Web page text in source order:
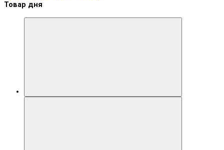
Товар дня